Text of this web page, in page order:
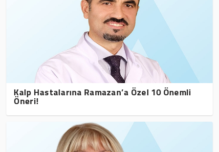
Kalp Hastalarına Ramazan’a Özel 10 Önemli
Öneri!